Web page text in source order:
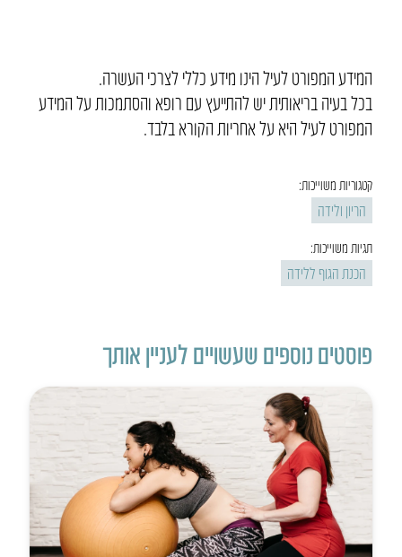
המידע המפורט לעיל הינו מידע כללי לצרכי העשרה.
בכל בעיה בריאותית יש להתייעץ עם רופא והסתמכות על המידע
המפורט לעיל היא על אחריות הקורא בלבד.
קטגוריות משוייכות:
הריון ולידה
תגיות משוייכות:
הכנת הגוף ללידה
פוסטים נוספים שעשויים לעניין אותך